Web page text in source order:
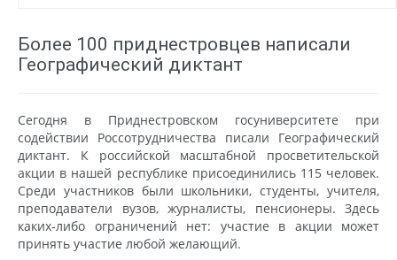
Более 100 приднестровцев написали
Географический диктант
Сегодня в Приднестровском госуниверситете при
содействии Россотрудничества писали Географический
диктант. К российской масштабной просветительской
акции в нашей республике присоединились 115 человек.
Среди участников были школьники, студенты, учителя,
преподаватели вузов, журналисты, пенсионеры. Здесь
каких-либо ограничений нет: участие в акции может
принять участие любой желающий.